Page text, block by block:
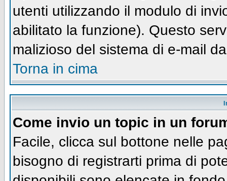
utenti utilizzando il modulo di
abilitato la funzione). Questo
malizioso del sistema di e-mail
Torna in cima
Come invio un topic in un
Facile, clicca sul bottone nelle
bisogno di registrarti prima di